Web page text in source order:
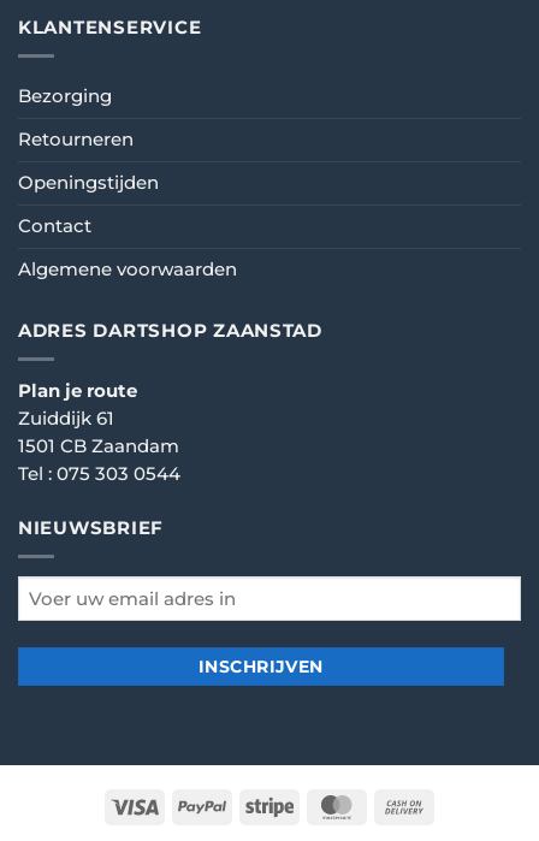
KLANTENSERVICE
Bezorging
Retourneren
Openingstijden
Contact
Algemene voorwaarden
ADRES DARTSHOP ZAANSTAD
Plan je route
Zuiddijk 61
1501 CB Zaandam
Tel : 075 303 0544
NIEUWSBRIEF
email
*
Visa PayPal Stripe MasterCard